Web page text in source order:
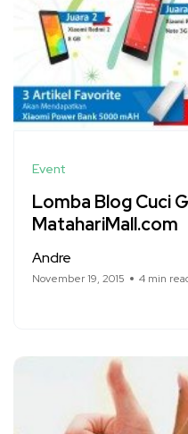
Event
Lomba Blog Cuci
MatahariMall.com
Andre
November 19, 2015 4 min